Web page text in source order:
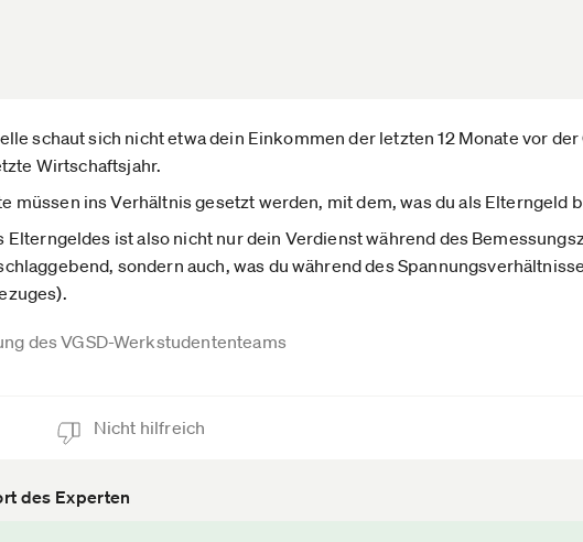
schaut sich nicht etwa dein Einkommen der letzten 12 Monate vor
Wirtschaftsjahr.
müssen ins Verhältnis gesetzt werden, mit dem, was du als Elterngeld
Elterngeldes ist also nicht nur dein Verdienst während des
sondern auch, was du während des
des VGSD-Werkstudententeams
Nicht hilfreich
des Experten